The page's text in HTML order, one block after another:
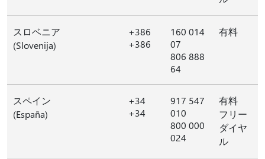
スロベニア
(Slovenija)
+386
+386
160 014
07
806 888
64
有料
スペイン
(España)
+34
+34
917 547
010
800 000
024
有料
フリー
ダイヤ
ル